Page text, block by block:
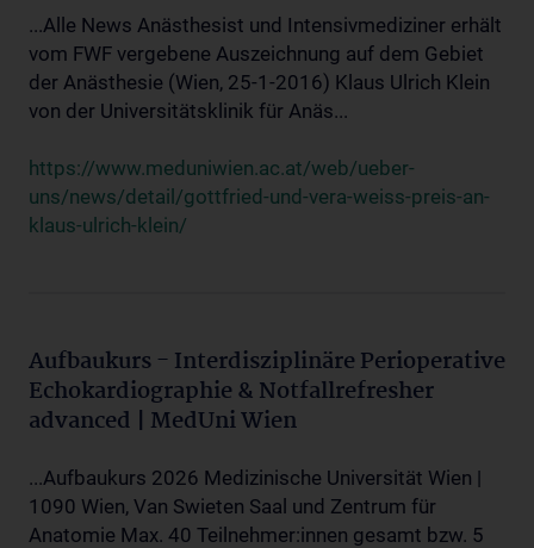
...Alle News Anästhesist und Intensivmediziner erhält
vom FWF vergebene Auszeichnung auf dem Gebiet
der Anästhesie (Wien, 25-1-2016) Klaus Ulrich Klein
von der Universitätsklinik für Anäs...
https://www.meduniwien.ac.at/web/ueber-
uns/news/detail/gottfried-und-vera-weiss-preis-an-
klaus-ulrich-klein/
Aufbaukurs - Interdisziplinäre Perioperative
Echokardiographie & Notfallrefresher
advanced | MedUni Wien
...Aufbaukurs 2026 Medizinische Universität Wien |
1090 Wien, Van Swieten Saal und Zentrum für
Anatomie Max. 40 Teilnehmer:innen gesamt bzw. 5